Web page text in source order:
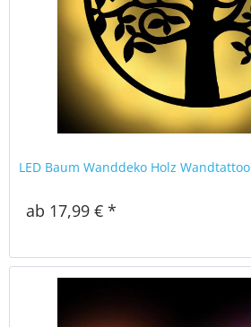
LED Baum Wanddeko Holz Wandtattoo
ab 17,99 € *